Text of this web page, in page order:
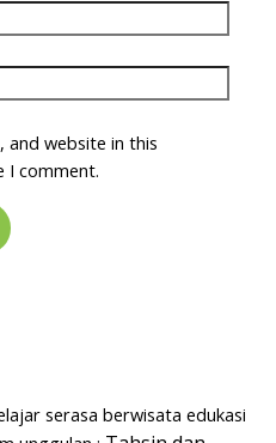
and website in this
I comment.
serasa berwisata edukasi